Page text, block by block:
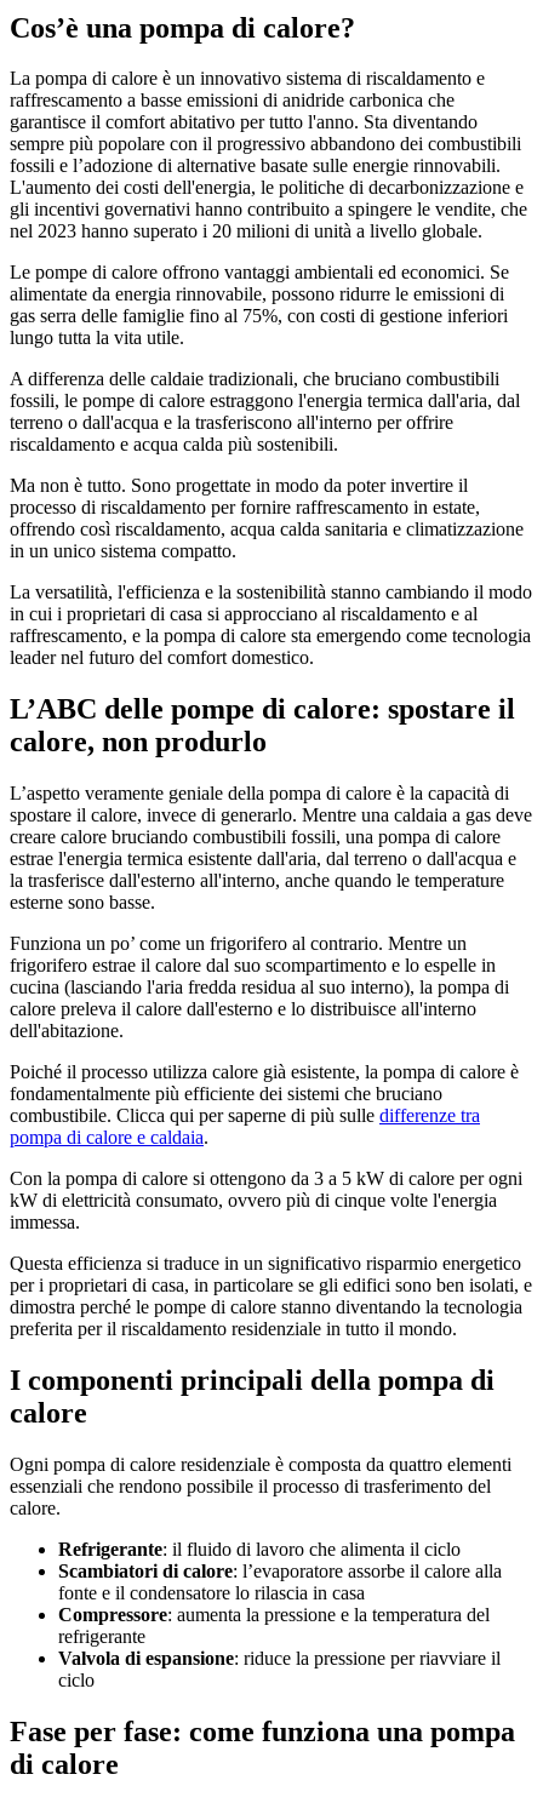
Cos’è una pompa di calore?
La pompa di calore è un innovativo sistema di riscaldamento e
raffrescamento a basse emissioni di anidride carbonica che
garantisce il comfort abitativo per tutto l'anno. Sta diventando
sempre più popolare con il progressivo abbandono dei combustibili
fossili e l’adozione di alternative basate sulle energie rinnovabili.
L'aumento dei costi dell'energia, le politiche di decarbonizzazione e
gli incentivi governativi hanno contribuito a spingere le vendite, che
nel 2023 hanno superato i 20 milioni di unità a livello globale.
Le pompe di calore offrono vantaggi ambientali ed economici. Se
alimentate da energia rinnovabile, possono ridurre le emissioni di
gas serra delle famiglie fino al 75%, con costi di gestione inferiori
lungo tutta la vita utile.
A differenza delle caldaie tradizionali, che bruciano combustibili
fossili, le pompe di calore estraggono l'energia termica dall'aria, dal
terreno o dall'acqua e la trasferiscono all'interno per offrire
riscaldamento e acqua calda più sostenibili.
Ma non è tutto. Sono progettate in modo da poter invertire il
processo di riscaldamento per fornire raffrescamento in estate,
offrendo così riscaldamento, acqua calda sanitaria e climatizzazione
in un unico sistema compatto.
La versatilità, l'efficienza e la sostenibilità stanno cambiando il modo
in cui i proprietari di casa si approcciano al riscaldamento e al
raffrescamento, e la pompa di calore sta emergendo come tecnologia
leader nel futuro del comfort domestico.
L’ABC delle pompe di calore: spostare il
calore, non produrlo
L’aspetto veramente geniale della pompa di calore è la capacità di
spostare il calore, invece di generarlo. Mentre una caldaia a gas deve
creare calore bruciando combustibili fossili, una pompa di calore
estrae l'energia termica esistente dall'aria, dal terreno o dall'acqua e
la trasferisce dall'esterno all'interno, anche quando le temperature
esterne sono basse.
Funziona un po’ come un frigorifero al contrario. Mentre un
frigorifero estrae il calore dal suo scompartimento e lo espelle in
cucina (lasciando l'aria fredda residua al suo interno), la pompa di
calore preleva il calore dall'esterno e lo distribuisce all'interno
dell'abitazione.
Poiché il processo utilizza calore già esistente, la pompa di calore è
fondamentalmente più efficiente dei sistemi che bruciano
combustibile. Clicca qui per saperne di più sulle differenze tra
pompa di calore e caldaia.
Con la pompa di calore si ottengono da 3 a 5 kW di calore per ogni
kW di elettricità consumato, ovvero più di cinque volte l'energia
immessa.
Questa efficienza si traduce in un significativo risparmio energetico
per i proprietari di casa, in particolare se gli edifici sono ben isolati, e
dimostra perché le pompe di calore stanno diventando la tecnologia
preferita per il riscaldamento residenziale in tutto il mondo.
I componenti principali della pompa di
calore
Ogni pompa di calore residenziale è composta da quattro elementi
essenziali che rendono possibile il processo di trasferimento del
calore.
Refrigerante: il fluido di lavoro che alimenta il ciclo
Scambiatori di calore: l’evaporatore assorbe il calore alla
fonte e il condensatore lo rilascia in casa
Compressore: aumenta la pressione e la temperatura del
refrigerante
Valvola di espansione: riduce la pressione per riavviare il
ciclo
Fase per fase: come funziona una pompa
di calore